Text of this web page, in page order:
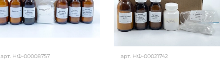
арт. НФ-00008757 арт. НФ-00021742